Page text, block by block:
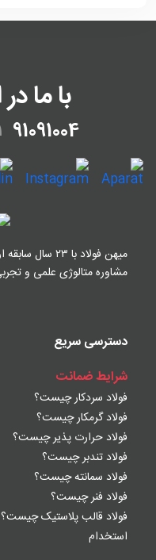
میهن فولاد با ۲۳ سال سابقه ارائه دهنده خدمات فروش
مشاوره متالوژی علمی و
دسترسی سریع
شرایط ضمانت
فولاد سردکار چیست؟
فولاد گرمکار چیست؟
فولاد حرارت پذیر چیست؟
فولاد تندبر چیست؟
فولاد سمانته چیست؟
فولاد فنر چیست؟
فولاد قالب پلاستیک چیست؟
استخدام
با ما
91091004